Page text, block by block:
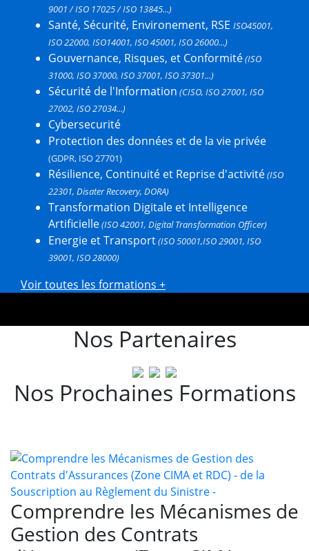
9001 / ISO 17025 / ISO 13845...)
Santé, Sécurité, Environement, RSE ISO45001,
ISO 22000, ISO14001, ISO 45001, ISO 26000...)
Gouvernance, Risques, et Conformité(ISO
31000, ISO 37000, ISO 37001, ISO 37301...)
Sécurité de l'Information (CISO, ISO 27001, ISO
27002, ISO 27034...)
Cybersecurité
Protection des données et de la vie privée
(GDPR, ISO 27701)
Résilience, Continuité et Reprise d'activité(ISO
22301, Disater Recovery, DORA)
Transformation Digitale et Intelligence
Artificielle(ISO 42001, Digital Transformation Officer)
Energie et Transport(ISO 50001,ISO 29001, ISO
39001, ISO 28000)
Voir toutes les formations +
Nos Partenaires
Nos Prochaines Formations
Comprendre les Mécanismes de
Gestion des Contrats